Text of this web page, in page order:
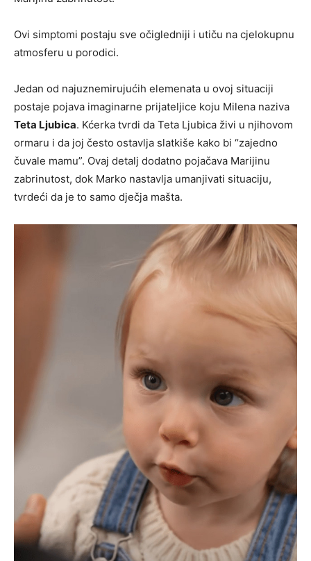
Ovi simptomi postaju sve očigledniji i utiču na cjelokupnu
atmosferu u porodici.
Jedan od najuznemirujućih elemenata u ovoj situaciji
postaje pojava imaginarne prijateljice koju Milena naziva
Teta Ljubica. Kćerka tvrdi da Teta Ljubica živi u njihovom
ormaru i da joj često ostavlja slatkiše kako bi “zajedno
čuvale mamu”. Ovaj detalj dodatno pojačava Marijinu
zabrinutost, dok Marko nastavlja umanjivati situaciju,
tvrdeći da je to samo dječja mašta.